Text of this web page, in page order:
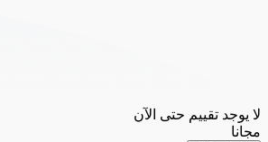
لا يوجد تقييم حتى الآن
مجانا